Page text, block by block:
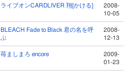
ライブオンCARDLIVER 翔[かける]
2008-
10-05
BLEACH Fade to Black 君の名を呼
ぶ
2008-
12-13
苺ましまろ encore
2009-
01-23